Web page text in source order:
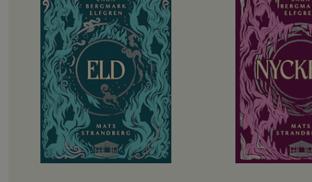
De utvalda ska börja andra året på
gymnasiet. Hela sommarlovet har
de hållit andan i väntan på
demonernas nästa drag. Men hotet
kommer från ett håll de aldrig
kunnat förutse. Det blir alltmer
uppenbart att något är väldigt,
väldigt fel i Engelsfors. Det
förflutna vävs ihop med nuet. De
levande möter de döda. De utvalda
knyts allt tätare till varandra och
påminns återigen om att magi inte
kan lindra olycklig kärlek eller laga
Det har gått drygt
tragedin i
gympasal. De
att återhämta sig
vänds upp och ner
besvaras.
Lojaliteter prövas.
att rinna ut och till
utvalda bara vara
Allt kommer att